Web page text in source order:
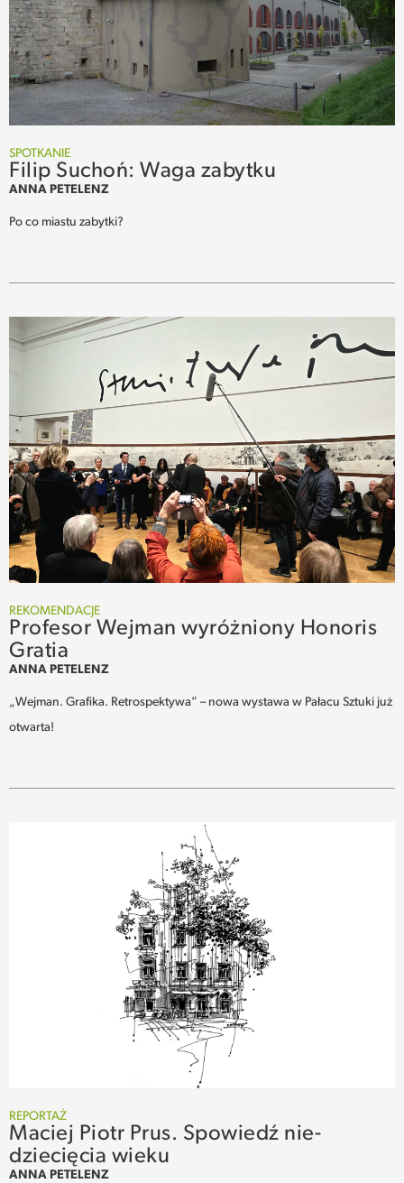
SPOTKANIE
Filip Suchoń: Waga zabytku
ANNA PETELENZ
Po co miastu zabytki?
REKOMENDACJE
Profesor Wejman wyróżniony Honoris
Gratia
ANNA PETELENZ
„Wejman. Grafika. Retrospektywa” – nowa wystawa w Pałacu Sztuki już
otwarta!
REPORTAŻ
Maciej Piotr Prus. Spowiedź nie-
dziecięcia wieku
ANNA PETELENZ